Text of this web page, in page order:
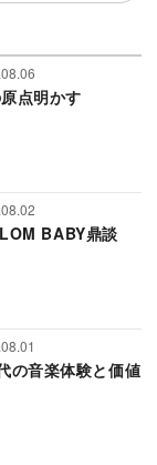
点明かす
BABY鼎談
の音楽体験と価値